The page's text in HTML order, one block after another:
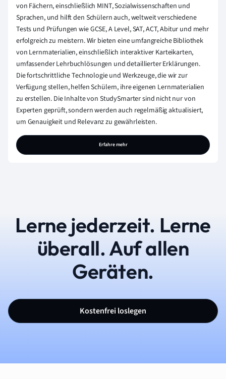
von Fächern, einschließlich MINT, Sozialwissenschaften und
Sprachen, und hilft den Schülern auch, weltweit verschiedene
Tests und Prüfungen wie GCSE, A Level, SAT, ACT, Abitur und mehr
erfolgreich zu meistern. Wir bieten eine umfangreiche Bibliothek
von Lernmaterialien, einschließlich interaktiver Karteikarten,
umfassender Lehrbuchlösungen und detaillierter Erklärungen.
Die fortschrittliche Technologie und Werkzeuge, die wir zur
Verfügung stellen, helfen Schülern, ihre eigenen Lernmaterialien
zu erstellen. Die Inhalte von StudySmarter sind nicht nur von
Experten geprüft, sondern werden auch regelmäßig aktualisiert,
um Genauigkeit und Relevanz zu gewährleisten.
Erfahre mehr
Lerne jederzeit. Lerne
überall. Auf allen
Geräten.
Kostenfrei loslegen